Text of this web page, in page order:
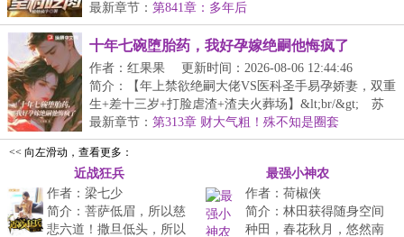
且...
最新章节： 第841章：多年后
十年七碗堕胎药，我好孕嫁绝嗣他悔疯了
作者：红果果
更新时间：2026-08-06 12:44:46
简介：【年上禁欲绝嗣大佬VS医科圣手易孕娇妻，双重
生+差十三岁+打脸虐渣+渣夫火葬场】&lt;br/&gt; 苏
婉...
最新章节： 第313章 财大气粗！殊不知是圈套
<< 向左滑动，查看更多：
近战狂兵
作者：梁七少
简介：菩萨低眉，所以慈
悲六道！撒旦低头，所以
最强小神农
作者：荷椒侠
简介：林田获得随身空间
种田，春花秋月，悠然南